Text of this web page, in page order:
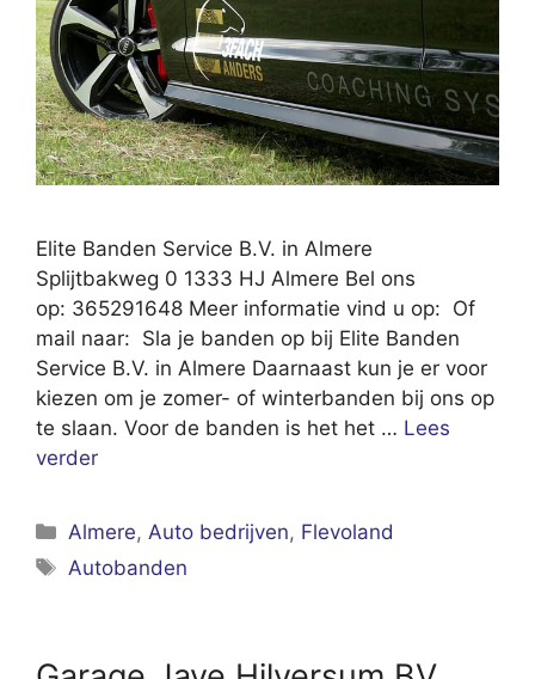
Elite Banden Service B.V. in Almere
Splijtbakweg 0 1333 HJ Almere Bel ons
op: 365291648 Meer informatie vind u op: Of
mail naar: Sla je banden op bij Elite Banden
Service B.V. in Almere Daarnaast kun je er voor
kiezen om je zomer- of winterbanden bij ons op
te slaan. Voor de banden is het het … Lees
verder
Categorieën
Almere, Auto bedrijven, Flevoland
Tags
Autobanden